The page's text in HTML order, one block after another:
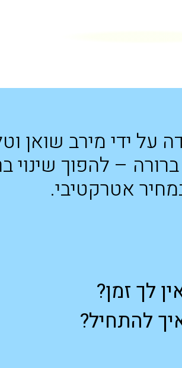
על ידי מירב שואן
– להפוך שינוי
אטרקטיבי.
לך זמן?
להתחיל?